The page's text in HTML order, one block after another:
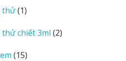
thử 11
phẩm
chiết 3ml 22
1515